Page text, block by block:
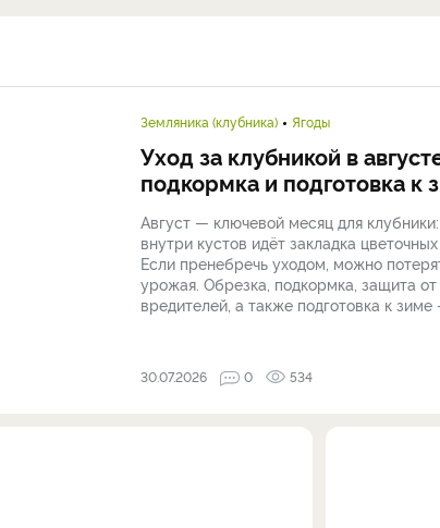
Земляника (клубника) Ягоды
Уход за клубникой в
подкормка и подготовка к
Август — ключевой месяц для
внутри кустов идёт закладка
Если пренебречь уходом, можно
урожая. Обрезка, подкормка, защита
вредителей, а также подготовка к зиме
30.07.2026 0 534